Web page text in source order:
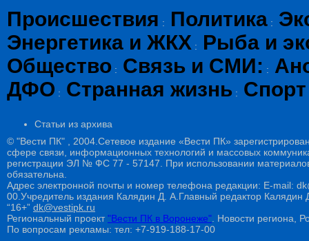
Происшествия : Политика :
Энергетика и ЖКХ :
Рыба и
Общество : Связь и СМИ: :
ДФО : Странная жизнь : Спорт
Статьи из архива
© "Вести ПК" , 2004.Сетевое издание «Вести ПК»
сфере связи, информационных технологий и массовых
регистрации ЭЛ № ФС 77 - 57147. При использовании
обязательна.
Адрес электронной почты и номер телефона редакции: E-mail:
00.Учредитель издания Калядин Д. А.Главный редактор
“16+” dk@vestipk.ru
Региональный проект"Вести ПК в Воронеже" . Новости региона,
По вопросам рекламы: тел: +7-919-188-17-00